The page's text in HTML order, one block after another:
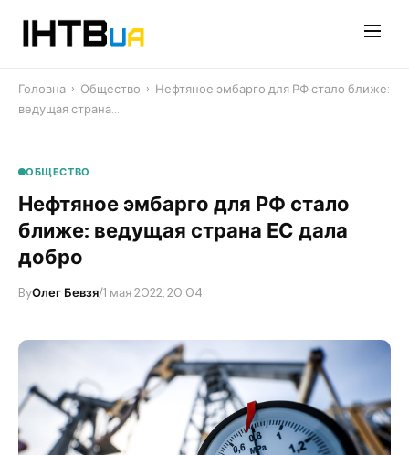
Головна › Общество › Нефтяное эмбарго для РФ стало ближе:
ведущая страна…
ОБЩЕСТВО
Нефтяное эмбарго для РФ стало
ближе: ведущая страна ЕС дала
добро
ByОлег Бевзя/1 мая 2022, 20:04